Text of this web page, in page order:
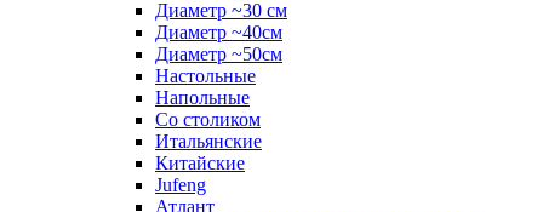
Диаметр ~30 см
Диаметр ~40см
Диаметр ~50см
Настольные
Напольные
Со столиком
Итальянские
Китайские
Jufeng
Атлант